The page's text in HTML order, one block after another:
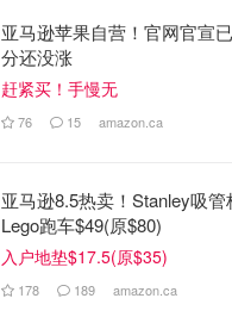
亚马逊苹果自营！官网官宣
分还没涨
赶紧买！手慢无
76 15 amazon.ca
亚马逊8.5热卖！Stanley吸管
Lego跑车$49(原$80)
入户地垫$17.5(原$35)
178 189 amazon.ca